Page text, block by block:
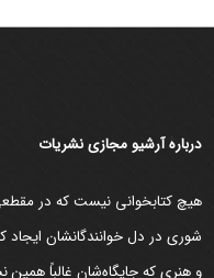
دربارۀ آرشیو مجازی نشریات
هیچ کتابخوانی نیست که در
شوری در دل خوانندگانشان
و هنری که جایگاه‌شان غالباً